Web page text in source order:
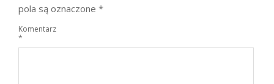
pola są oznaczone *
Komentarz
*